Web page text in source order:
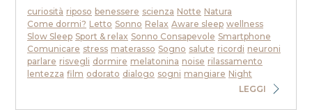
curiosità riposo benessere scienza Notte Natura
Come dormi? Letto Sonno Relax Aware sleep wellness
Slow Sleep Sport & relax Sonno Consapevole Smartphone
Comunicare stress materasso Sogno salute ricordi neuroni
parlare risvegli dormire melatonina noise rilassamento
lentezza film odorato dialogo sogni mangiare Night
LEGGI